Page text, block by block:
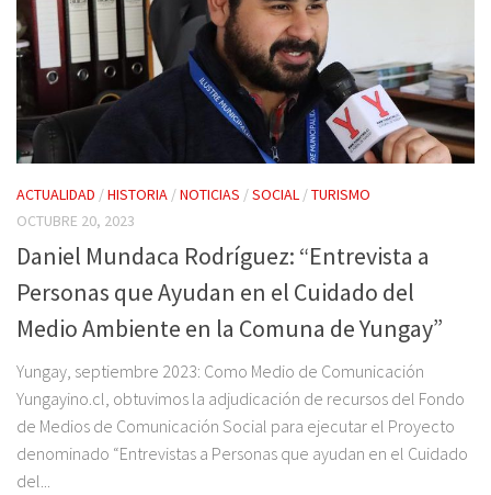
ACTUALIDAD /HISTORIA /NOTICIAS /SOCIAL /TURISMO
OCTUBRE 20, 2023
Daniel Mundaca Rodríguez: “Entrevista a
Personas que Ayudan en el Cuidado del
Medio Ambiente en la Comuna de Yungay”
Yungay, septiembre 2023: Como Medio de Comunicación
Yungayino.cl, obtuvimos la adjudicación de recursos del Fondo
de Medios de Comunicación Social para ejecutar el Proyecto
denominado “Entrevistas a Personas que ayudan en el Cuidado
del...